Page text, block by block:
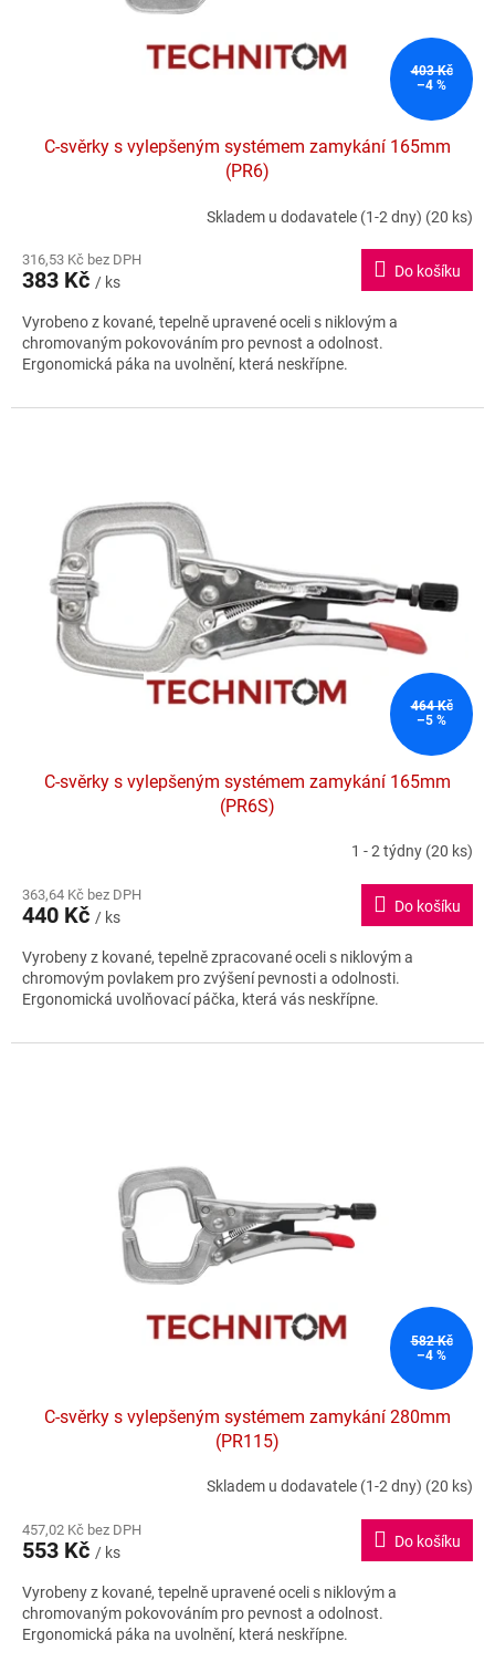
403 Kč
–4 %
C-svěrky s vylepšeným systémem zamykání 165mm
(PR6)
Skladem u dodavatele (1-2 dny) (20 ks)
316,53 Kč bez DPH
383 Kč / ks
Do košíku
Vyrobeno z kované, tepelně upravené oceli s niklovým a
chromovaným pokovováním pro pevnost a odolnost.
Ergonomická páka na uvolnění, která neskřípne.
464 Kč
–5 %
C-svěrky s vylepšeným systémem zamykání 165mm
(PR6S)
produktu
je
z
5
hvězdiček.
1 - 2 týdny (20 ks)
363,64 Kč bez DPH
440 Kč / ks
Do košíku
Vyrobeny z kované, tepelně zpracované oceli s niklovým a
chromovým povlakem pro zvýšení pevnosti a odolnosti.
Ergonomická uvolňovací páčka, která vás neskřípne.
582 Kč
–4 %
C-svěrky s vylepšeným systémem zamykání 280mm
(PR115)
Skladem u dodavatele (1-2 dny) (20 ks)
457,02 Kč bez DPH
553 Kč / ks
Do košíku
Vyrobeny z kované, tepelně upravené oceli s niklovým a
chromovaným pokovováním pro pevnost a odolnost.
Ergonomická páka na uvolnění, která neskřípne.